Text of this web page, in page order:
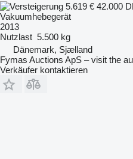
5.619 € 42.000
Vakuumhebegerät
2013
Nutzlast 5.500 kg
Dänemark, Sjælland
Fymas Auctions ApS – visit the
Verkäufer kontaktieren